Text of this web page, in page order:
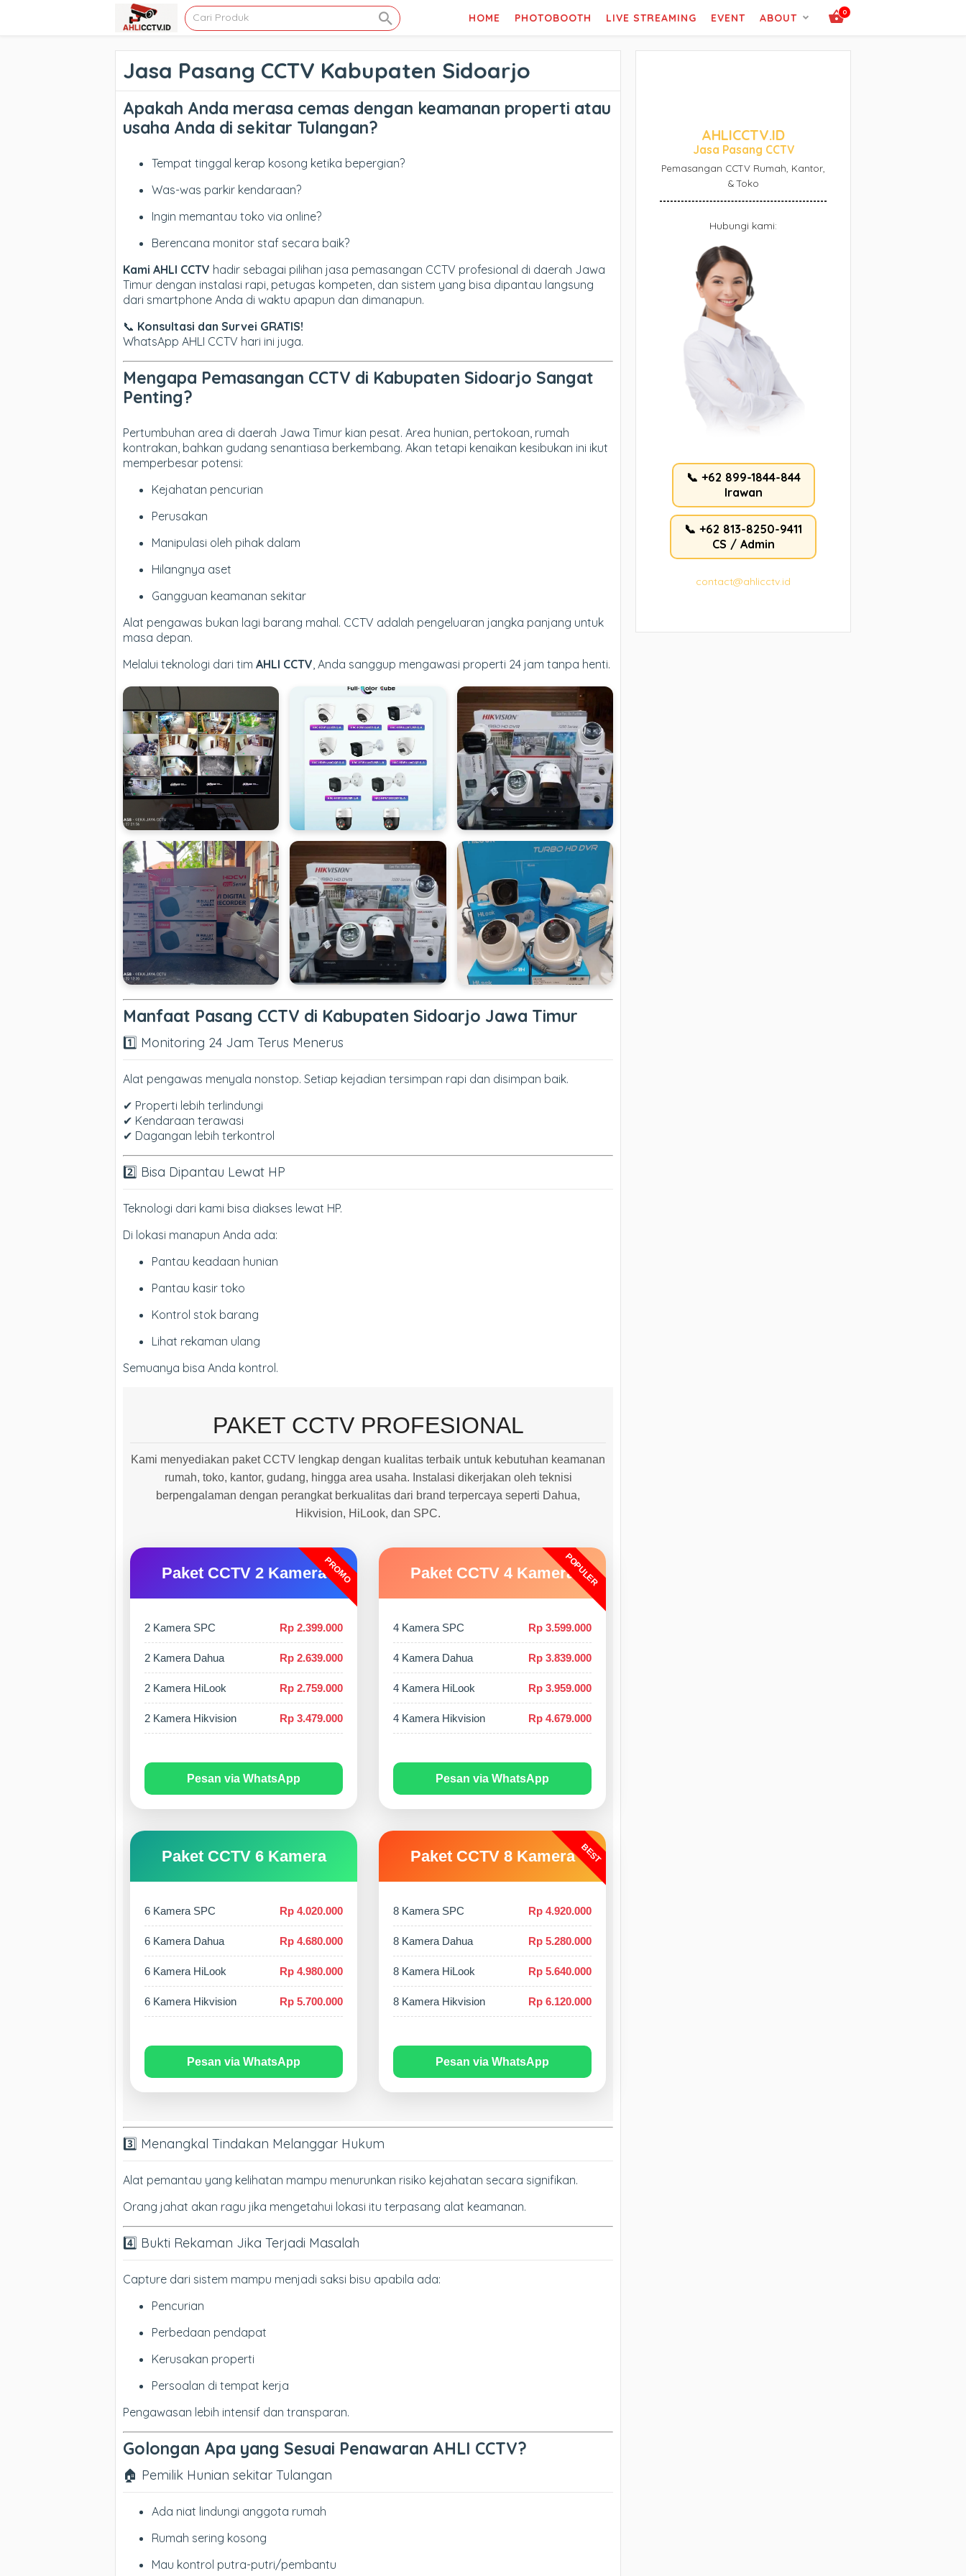
0
HOME PHOTOBOOTH LIVE STREAMING EVENT ABOUT
Jasa Pasang CCTV Kabupaten Sidoarjo
Apakah Anda merasa cemas dengan keamanan properti atau
usaha Anda di sekitar Tulangan?
Tempat tinggal kerap kosong ketika bepergian?
Was-was parkir kendaraan?
Ingin memantau toko via online?
Berencana monitor staf secara baik?
Kami AHLI CCTV hadir sebagai pilihan jasa pemasangan CCTV profesional di daerah Jawa
Timur dengan instalasi rapi, petugas kompeten, dan sistem yang bisa dipantau langsung
dari smartphone Anda di waktu apapun dan dimanapun.
📞 Konsultasi dan Survei GRATIS!
WhatsApp AHLI CCTV hari ini juga.
Mengapa Pemasangan CCTV di Kabupaten Sidoarjo Sangat
Penting?
Pertumbuhan area di daerah Jawa Timur kian pesat. Area hunian, pertokoan, rumah
kontrakan, bahkan gudang senantiasa berkembang. Akan tetapi kenaikan kesibukan ini ikut
memperbesar potensi:
Kejahatan pencurian
Perusakan
Manipulasi oleh pihak dalam
Hilangnya aset
Gangguan keamanan sekitar
Alat pengawas bukan lagi barang mahal. CCTV adalah pengeluaran jangka panjang untuk
masa depan.
Melalui teknologi dari tim AHLI CCTV, Anda sanggup mengawasi properti 24 jam tanpa henti.
Manfaat Pasang CCTV di Kabupaten Sidoarjo Jawa Timur
1️⃣ Monitoring 24 Jam Terus Menerus
Alat pengawas menyala nonstop. Setiap kejadian tersimpan rapi dan disimpan baik.
✔ Properti lebih terlindungi
✔ Kendaraan terawasi
✔ Dagangan lebih terkontrol
2️⃣ Bisa Dipantau Lewat HP
Teknologi dari kami bisa diakses lewat HP.
Di lokasi manapun Anda ada:
Pantau keadaan hunian
Pantau kasir toko
Kontrol stok barang
Lihat rekaman ulang
Semuanya bisa Anda kontrol.
PAKET CCTV PROFESIONAL
Kami menyediakan paket CCTV lengkap dengan kualitas terbaik untuk kebutuhan keamanan
rumah, toko, kantor, gudang, hingga area usaha. Instalasi dikerjakan oleh teknisi
berpengalaman dengan perangkat berkualitas dari brand terpercaya seperti Dahua,
Hikvision, HiLook, dan SPC.
PROMO
Paket CCTV 2 Kamera
2 Kamera SPC Rp 2.399.000
2 Kamera Dahua Rp 2.639.000
2 Kamera HiLook Rp 2.759.000
2 Kamera Hikvision Rp 3.479.000
Pesan via WhatsApp
POPULER
Paket CCTV 4 Kamera
4 Kamera SPC Rp 3.599.000
4 Kamera Dahua Rp 3.839.000
4 Kamera HiLook Rp 3.959.000
4 Kamera Hikvision Rp 4.679.000
Pesan via WhatsApp
Paket CCTV 6 Kamera
6 Kamera SPC Rp 4.020.000
6 Kamera Dahua Rp 4.680.000
6 Kamera HiLook Rp 4.980.000
6 Kamera Hikvision Rp 5.700.000
Pesan via WhatsApp
BEST
Paket CCTV 8 Kamera
8 Kamera SPC Rp 4.920.000
8 Kamera Dahua Rp 5.280.000
8 Kamera HiLook Rp 5.640.000
8 Kamera Hikvision Rp 6.120.000
Pesan via WhatsApp
3️⃣ Menangkal Tindakan Melanggar Hukum
Alat pemantau yang kelihatan mampu menurunkan risiko kejahatan secara signifikan.
Orang jahat akan ragu jika mengetahui lokasi itu terpasang alat keamanan.
4️⃣ Bukti Rekaman Jika Terjadi Masalah
Capture dari sistem mampu menjadi saksi bisu apabila ada:
Pencurian
Perbedaan pendapat
Kerusakan properti
Persoalan di tempat kerja
Pengawasan lebih intensif dan transparan.
Golongan Apa yang Sesuai Penawaran AHLI CCTV?
🏠 Pemilik Hunian sekitar Tulangan
Ada niat lindungi anggota rumah
Rumah sering kosong
Mau kontrol putra-putri/pembantu
AHLICCTV.ID
Jasa Pasang CCTV
Pemasangan CCTV Rumah, Kantor,
& Toko
Hubungi kami:
📞 +62 899-1844-844
Irawan
📞 +62 813-8250-9411
CS / Admin
contact@ahlicctv.id